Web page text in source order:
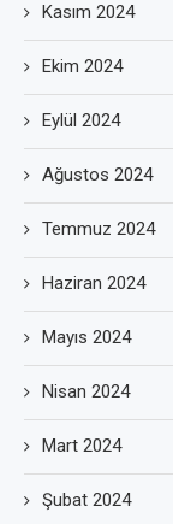
Kasım 2024
Ekim 2024
Eylül 2024
Ağustos 2024
Temmuz 2024
Haziran 2024
Mayıs 2024
Nisan 2024
Mart 2024
Şubat 2024